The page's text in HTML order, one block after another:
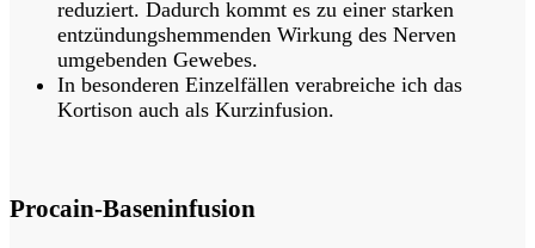
reduziert. Dadurch kommt es zu einer starken
entzündungshemmenden Wirkung des Nerven
umgebenden Gewebes.
In besonderen Einzelfällen verabreiche ich das
Kortison auch als Kurzinfusion.
Procain-Baseninfusion